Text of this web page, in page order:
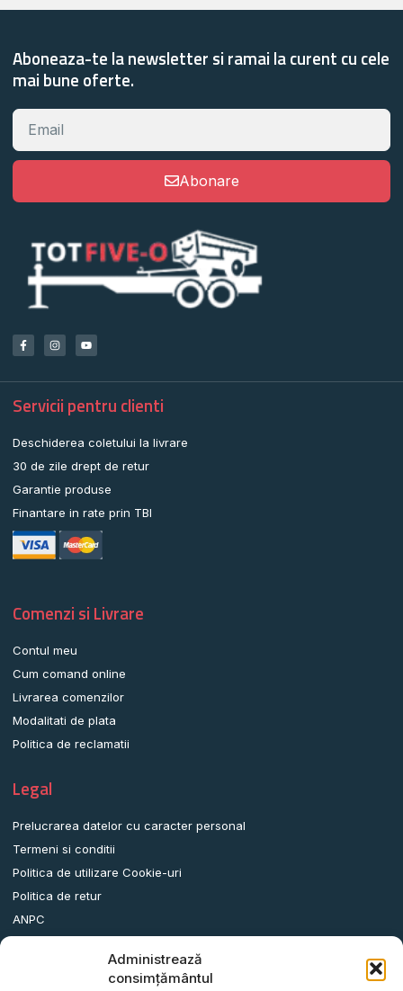
Administrează
consimțământul
Aboneaza-te la newsletter si ramai la curent cu cele
mai bune oferte.
Abonare
Servicii pentru clienti
Deschiderea coletului la livrare
30 de zile drept de retur
Garantie produse
Finantare in rate prin TBI
Comenzi si Livrare
Contul meu
Cum comand online
Livrarea comenzilor
Modalitati de plata
Politica de reclamatii
Legal
Prelucrarea datelor cu caracter personal
Termeni si conditii
Politica de utilizare Cookie-uri
Politica de retur
ANPC